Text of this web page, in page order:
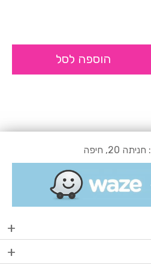
הוספה לסל
: חניתה 20, חיפה